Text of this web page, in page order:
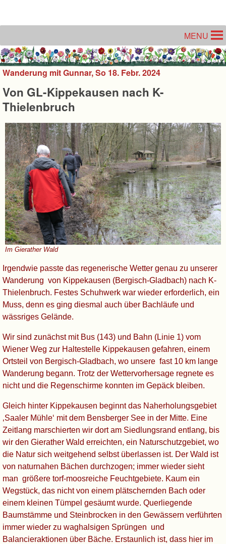
MENU
Wanderung mit Gunnar, So 18. Febr. 2024
Von GL-Kippekausen nach K-
Thielenbruch
Im Gierather Wald
Irgendwie passte das regenerische Wetter genau zu unserer
Wanderung von Kippekausen (Bergisch-Gladbach) nach K-
Thielenbruch. Festes Schuhwerk war wieder erforderlich, ein
Muss, denn es ging diesmal auch über Bachläufe und
wässriges Gelände.
Wir sind zunächst mit Bus (143) und Bahn (Linie 1) vom
Wiener Weg zur Haltestelle Kippekausen gefahren, einem
Ortsteil von Bergisch-Gladbach, wo unsere fast 10 km lange
Wanderung begann. Trotz der Wettervorhersage regnete es
nicht und die Regenschirme konnten im Gepäck bleiben.
Gleich hinter Kippekausen beginnt das Naherholungs­gebiet
‚Saaler Mühle‘ mit dem Bensberger See in der Mitte. Eine
Zeitlang marschierten wir dort am Siedlungsrand entlang, bis
wir den Gierather Wald erreichten, ein Naturschutz­gebiet, wo
die Natur sich weitgehend selbst überlassen ist. Der Wald ist
von naturnahen Bächen durchzogen; immer wieder sieht
man größere torf-moosreiche Feuchtgebiete. Kaum ein
Wegstück, das nicht von einem plätschernden Bach oder
einem kleinen Tümpel gesäumt wurde. Querliegende
Baumstämme und Steinbrocken in den Gewässern verführten
immer wieder zu waghalsigen Sprüngen und
Balancieraktionen über Bäche. Erstaunlich ist, dass hier im